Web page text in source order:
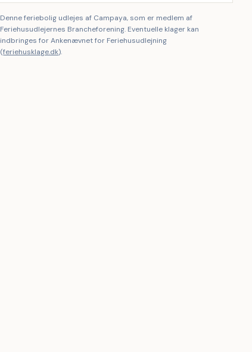
Denne feriebolig udlejes af Campaya, som er medlem af
Feriehusudlejernes Brancheforening. Eventuelle klager kan
indbringes for Ankenævnet for Feriehusudlejning
(feriehusklage.dk).